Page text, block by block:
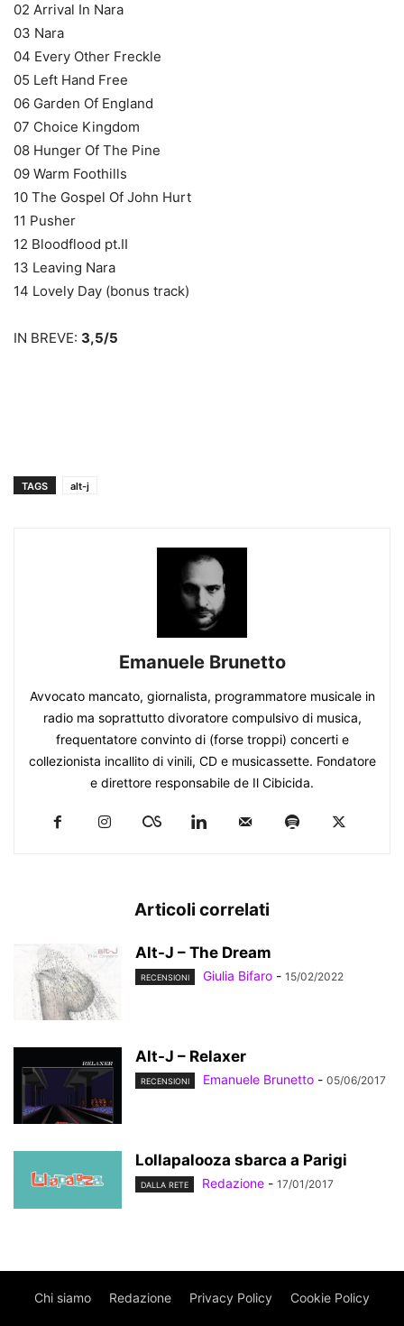
02 Arrival In Nara
03 Nara
04 Every Other Freckle
05 Left Hand Free
06 Garden Of England
07 Choice Kingdom
08 Hunger Of The Pine
09 Warm Foothills
10 The Gospel Of John Hurt
11 Pusher
12 Bloodflood pt.II
13 Leaving Nara
14 Lovely Day (bonus track)
IN BREVE: 3,5/5
TAGS alt-j
Emanuele Brunetto
Avvocato mancato, giornalista, programmatore musicale in
radio ma soprattutto divoratore compulsivo di musica,
frequentatore convinto di (forse troppi) concerti e
collezionista incallito di vinili, CD e musicassette. Fondatore
e direttore responsabile de Il Cibicida.
Articoli correlati
Alt-J – The Dream
RECENSIONI Giulia Bifaro - 15/02/2022
Alt-J – Relaxer
RECENSIONI Emanuele Brunetto - 05/06/2017
Lollapalooza sbarca a Parigi
DALLA RETE Redazione - 17/01/2017
Chi siamo Redazione Privacy Policy Cookie Policy